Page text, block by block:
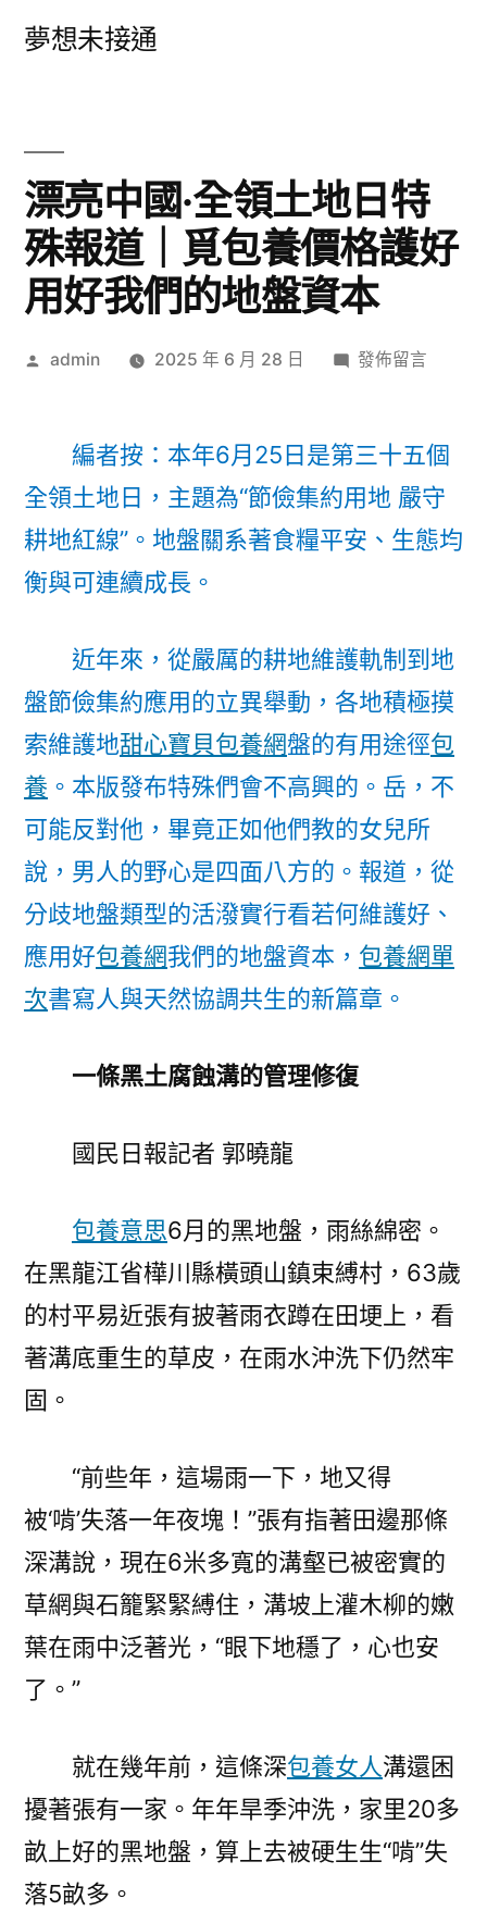
夢想未接通
漂亮中國·全領土地日特
殊報道｜覓包養價格護好
用好我們的地盤資本
作
admin 2025 年 6 月 28 日
在
中
國
·
全
日
特
報
道
｜
覓
包
養
格
護
好
盤
資
本〉
發佈留言
編者按：本年6月25日是第三十五個
全領土地日，主題為“節儉集約用地 嚴守
耕地紅線”。地盤關系著食糧平安、生態均
衡與可連續成長。
近年來，從嚴厲的耕地維護軌制到地
盤節儉集約應用的立異舉動，各地積極摸
索維護地甜心寶貝包養網盤的有用途徑包
養 。本版發布特殊們會不高興的。岳，不
可能反對他，畢竟正如他們教的女兒所
說，男人的野心是四面八方的。報道，從
分歧地盤類型的活潑實行看若何維護好、
應用好包養網我們的地盤資本， 包養網單
次書寫人與天然協調共生的新篇章。
一條黑土腐蝕溝的管理修復
國民日報記者 郭曉龍
包養意思6月的黑地盤，雨絲綿密。
在黑龍江省樺川縣橫頭山鎮束縛村，63歲
的村平易近張有披著雨衣蹲在田埂上，看
著溝底重生的草皮，在雨水沖洗下仍然牢
固。
“前些年，這場雨一下，地又得
被‘啃’失落一年夜塊！”張有指著田邊那條
深溝說，現在6米多寬的溝壑已被密實的
草網與石籠緊緊縛住，溝坡上灌木柳的嫩
葉在雨中泛著光，“眼下地穩了，心也安
了。”
就在幾年前，這條深包養女人溝還困
擾著張有一家。年年旱季沖洗，家里20多
畝上好的黑地盤，算上去被硬生生“啃”失
落5畝多。